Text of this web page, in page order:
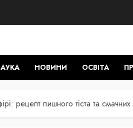
НОВИНИ ОСВІТА
рецепт пишного тіста та